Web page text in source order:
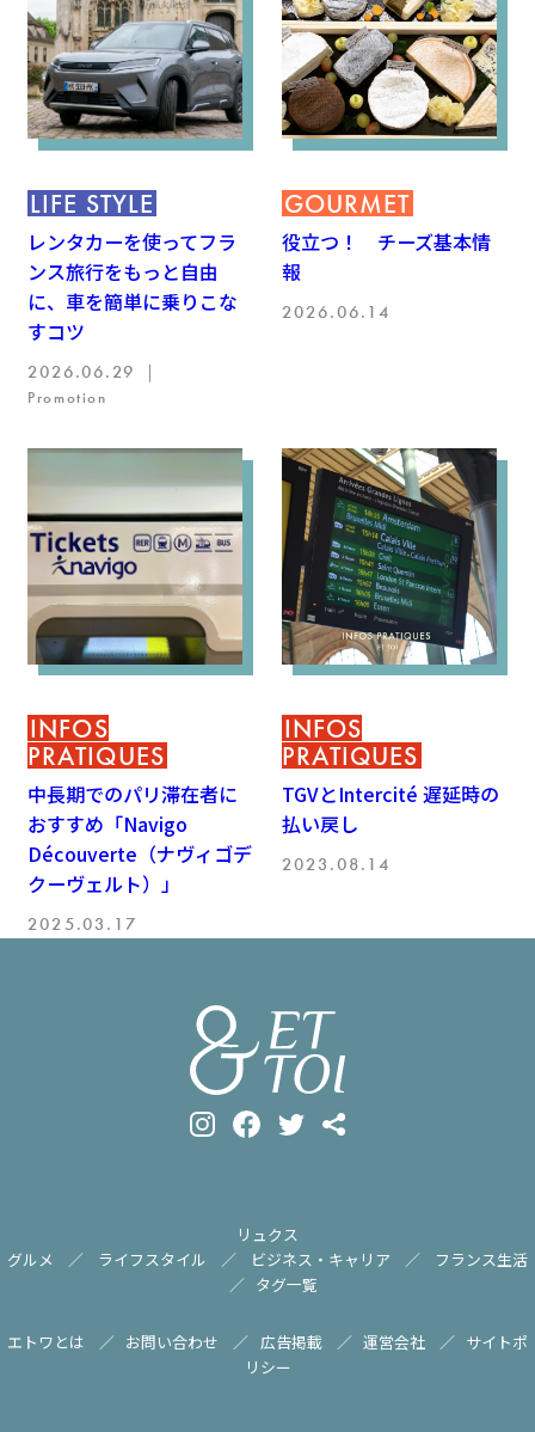
LIFE STYLE
レンタカーを使ってフラ
ンス旅行をもっと自由
に、車を簡単に乗りこな
すコツ
2026.06.29 ｜
Promotion
GOURMET
役立つ！ チーズ基本情
報
2026.06.14
INFOS
PRATIQUES
中長期でのパリ滞在者に
おすすめ「Navigo
Découverte（ナヴィゴデ
クーヴェルト）」
2025.03.17
INFOS
PRATIQUES
TGVとIntercité 遅延時の
払い戻し
2023.08.14
リュクス
グルメ
ライフスタイル ビジネス・キャリア
フランス生活
タグ一覧
エトワとは お問い合わせ 広告掲載 運営会社
サイトポ
リシー